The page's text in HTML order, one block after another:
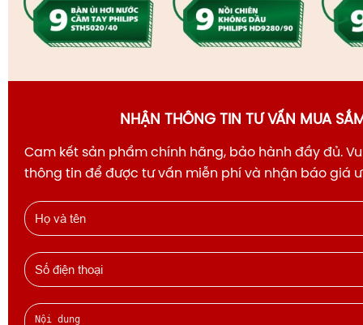
NHẬN THÔNG TIN TƯ VẤN MUA
Cam kết sản phẩm chính hãng, bảo hành đầy đủ.
thông tin để được tư vấn miễn phí và nhận báo giá